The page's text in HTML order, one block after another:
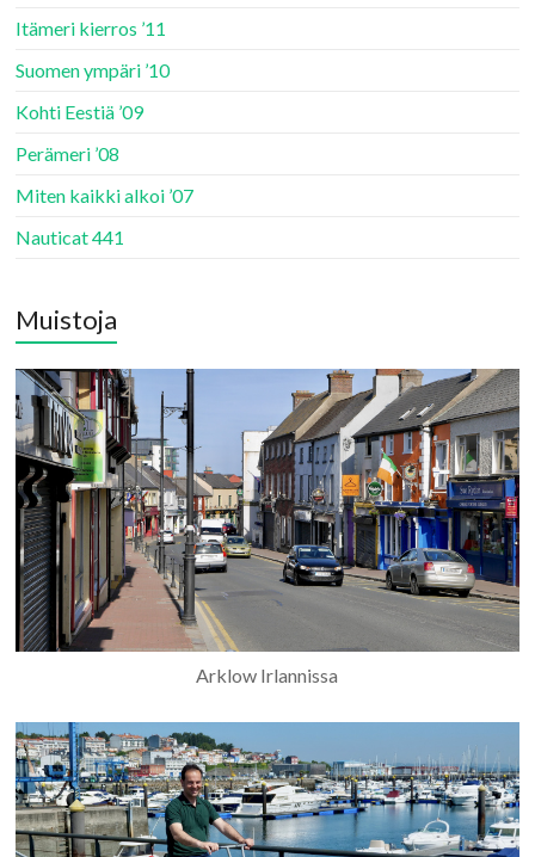
Itämeri kierros ’11
Suomen ympäri ’10
Kohti Eestiä ’09
Perämeri ’08
Miten kaikki alkoi ’07
Nauticat 441
Muistoja
Arklow Irlannissa